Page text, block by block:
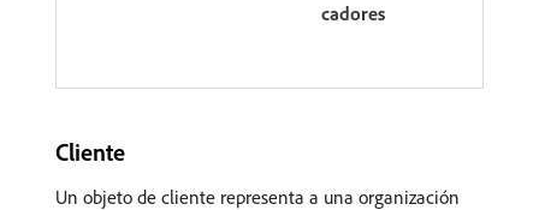
cadores
Cliente
Un objeto de cliente representa a una organización